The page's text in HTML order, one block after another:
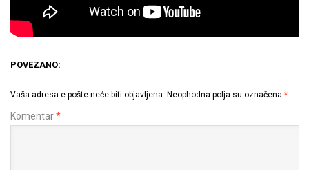
POVEZANO:
Vaša adresa e-pošte neće biti objavljena. Neophodna polja su označena *
Komentar*